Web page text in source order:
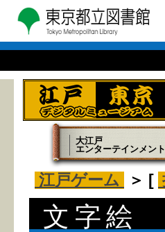
大江戸
エンターテインメント
江戸ゲーム ＞ [
文字絵